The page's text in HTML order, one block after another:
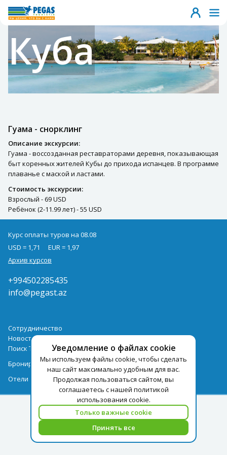
Куба
Гуама - снорклинг
Описание экскурсии:
Гуама - воссозданная реставраторами деревня, показывающая
быт коренных жителей Кубы до прихода испанцев. В программе
плаванье с маской и ластами.
Стоимость экскурсии:
Взрослый - 69 USD
Ребёнок (2-11.99 лет) - 55 USD
Уведомление о файлах cookie
Мы используем файлы cookie, чтобы сделать
наш сайт максимально удобным для вас.
Продолжая пользоваться сайтом, вы
соглашаетесь с нашей политикой
использования cookie.
Только важные cookie
Принять все
Курс оплаты туров на 08.08
USD = 1,71
EUR = 1,97
Архив курсов
+994502285435
info@pegast.az
Сотрудничество
Новости
Поиск Тура
Бронирование Отелей
Отели